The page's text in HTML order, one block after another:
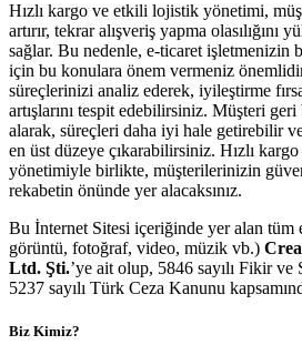
Hızlı kargo ve etkili lojistik yönetimi,
artırır, tekrar alışveriş yapma olasılığını
sağlar. Bu nedenle, e-ticaret işletmenizin
için bu konulara önem vermeniz
süreçlerinizi analiz ederek, iyileştirme
artışlarını tespit edebilirsiniz. Müşteri
alarak, süreçleri daha iyi hale getirebilir
en üst düzeye çıkarabilirsiniz. Hızlı
yönetimiyle birlikte, müşterilerinizin
rekabetin önünde yer alacaksınız.
Bu İnternet Sitesi içeriğinde yer alan tüm
görüntü, fotoğraf, video, müzik vb.)
Ltd. Şti.’ye ait olup, 5846 sayılı Fikir
5237 sayılı Türk Ceza Kanunu
Biz Kimiz?